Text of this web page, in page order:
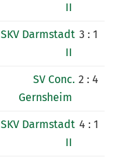
II
SKV Darmstadt
II
3 : 1
SV Conc.
Gernsheim
2 : 4
SKV Darmstadt
II
4 : 1